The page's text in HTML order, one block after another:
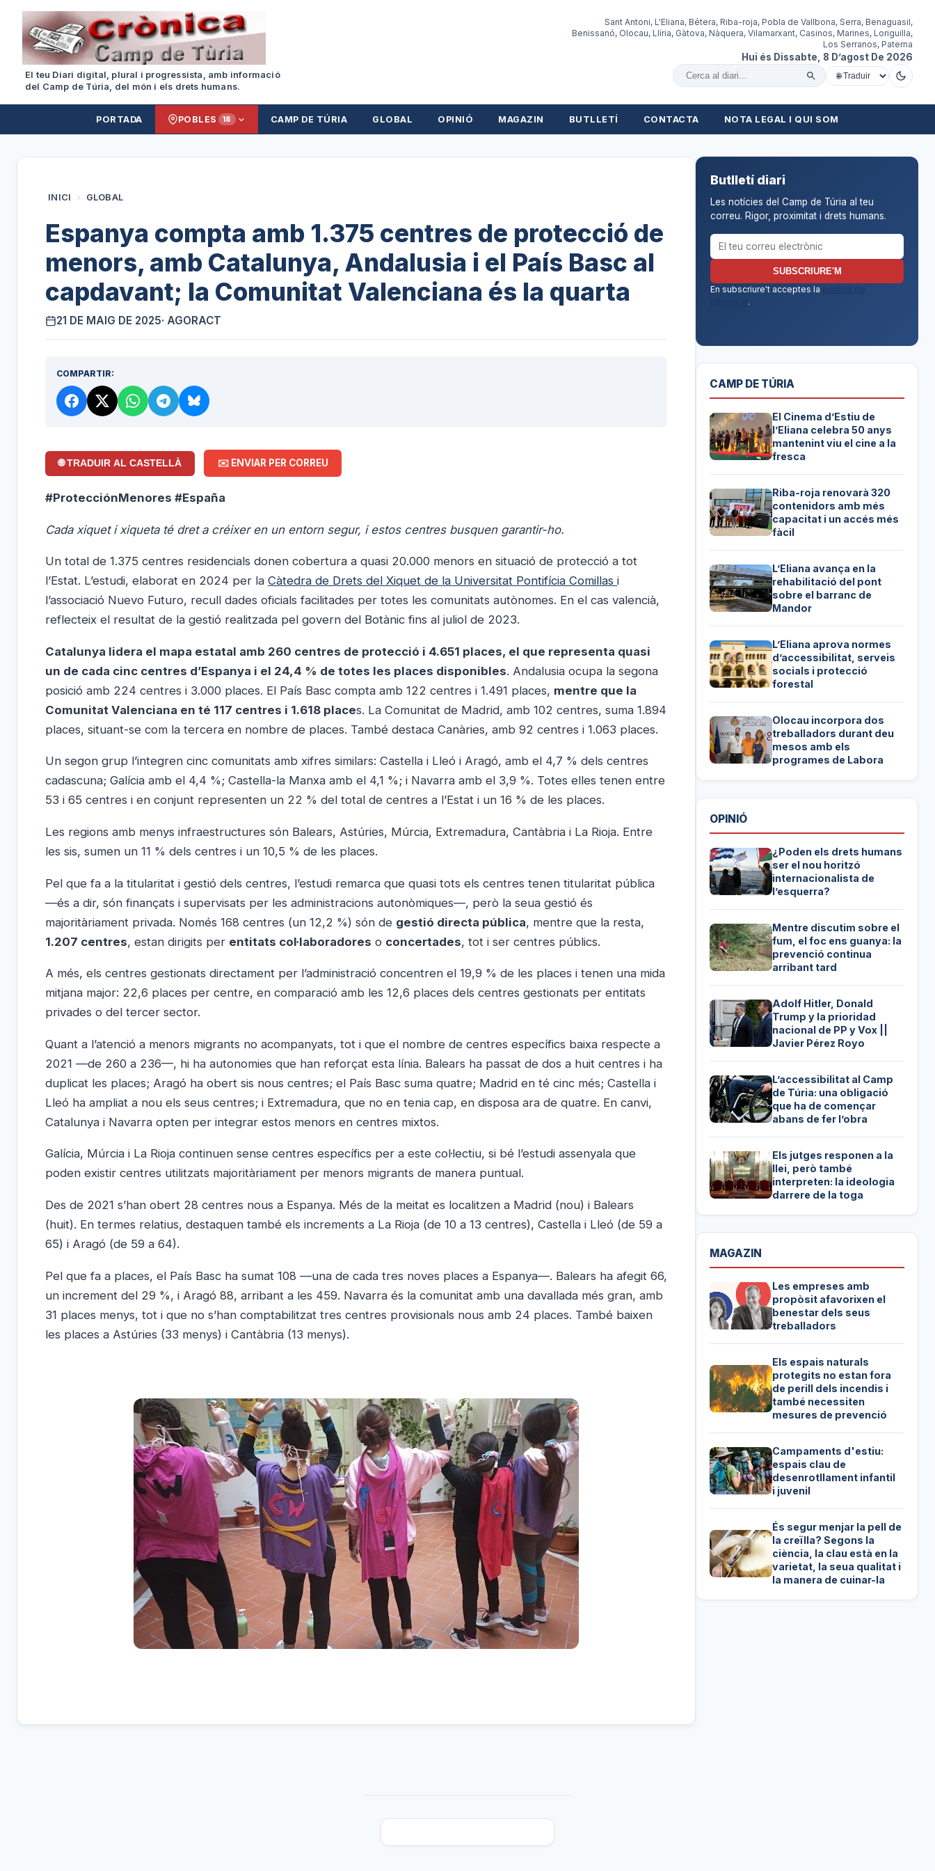
El teu Diari digital, plural i progressista, amb informació
del Camp de Túria, del món i els drets humans.
Sant Antoni, L'Eliana, Bétera, Riba-roja, Pobla de Vallbona, Serra, Benaguasil,
Benissanó, Olocau, Llíria, Gàtova, Nàquera, Vilamarxant, Casinos, Marines, Loriguilla,
Los Serranos, Paterna
Hui és Dissabte, 8 D’agost De 2026
Cercar al diari
PORTADA POBLES 18 CAMP DE TÚRIA GLOBAL OPINIÓ MAGAZIN BUTLLETÍ CONTACTA NOTA LEGAL I QUI SOM
INICI › GLOBAL
Espanya compta amb 1.375 centres de protecció de
menors, amb Catalunya, Andalusia i el País Basc al
capdavant; la Comunitat Valenciana és la quarta
21 DE MAIG DE 2025· AGORACT
COMPARTIR:
🌐 TRADUIR AL CASTELLÀ ✉️ ENVIAR PER CORREU
#ProtecciónMenores #España
Cada xiquet i xiqueta té dret a créixer en un entorn segur, i estos centres busquen garantir-ho.
Un total de 1.375 centres residencials donen cobertura a quasi 20.000 menors en situació de protecció a tot
l’Estat. L’estudi, elaborat en 2024 per la Càtedra de Drets del Xiquet de la Universitat Pontifícia Comillas i
l’associació Nuevo Futuro, recull dades oficials facilitades per totes les comunitats autònomes. En el cas valencià,
reflecteix el resultat de la gestió realitzada pel govern del Botànic fins al juliol de 2023.
Catalunya lidera el mapa estatal amb 260 centres de protecció i 4.651 places, el que representa quasi
un de cada cinc centres d’Espanya i el 24,4 % de totes les places disponibles. Andalusia ocupa la segona
posició amb 224 centres i 3.000 places. El País Basc compta amb 122 centres i 1.491 places, mentre que la
Comunitat Valenciana en té 117 centres i 1.618 places. La Comunitat de Madrid, amb 102 centres, suma 1.894
places, situant-se com la tercera en nombre de places. També destaca Canàries, amb 92 centres i 1.063 places.
Un segon grup l’integren cinc comunitats amb xifres similars: Castella i Lleó i Aragó, amb el 4,7 % dels centres
cadascuna; Galícia amb el 4,4 %; Castella-la Manxa amb el 4,1 %; i Navarra amb el 3,9 %. Totes elles tenen entre
53 i 65 centres i en conjunt representen un 22 % del total de centres a l’Estat i un 16 % de les places.
Les regions amb menys infraestructures són Balears, Astúries, Múrcia, Extremadura, Cantàbria i La Rioja. Entre
les sis, sumen un 11 % dels centres i un 10,5 % de les places.
Pel que fa a la titularitat i gestió dels centres, l’estudi remarca que quasi tots els centres tenen titularitat pública
—és a dir, són finançats i supervisats per les administracions autonòmiques—, però la seua gestió és
majoritàriament privada. Només 168 centres (un 12,2 %) són de gestió directa pública, mentre que la resta,
1.207 centres, estan dirigits per entitats col·laboradores o concertades, tot i ser centres públics.
A més, els centres gestionats directament per l’administració concentren el 19,9 % de les places i tenen una mida
mitjana major: 22,6 places per centre, en comparació amb les 12,6 places dels centres gestionats per entitats
privades o del tercer sector.
Quant a l’atenció a menors migrants no acompanyats, tot i que el nombre de centres específics baixa respecte a
2021 —de 260 a 236—, hi ha autonomies que han reforçat esta línia. Balears ha passat de dos a huit centres i ha
duplicat les places; Aragó ha obert sis nous centres; el País Basc suma quatre; Madrid en té cinc més; Castella i
Lleó ha ampliat a nou els seus centres; i Extremadura, que no en tenia cap, en disposa ara de quatre. En canvi,
Catalunya i Navarra opten per integrar estos menors en centres mixtos.
Galícia, Múrcia i La Rioja continuen sense centres específics per a este col·lectiu, si bé l’estudi assenyala que
poden existir centres utilitzats majoritàriament per menors migrants de manera puntual.
Des de 2021 s’han obert 28 centres nous a Espanya. Més de la meitat es localitzen a Madrid (nou) i Balears
(huit). En termes relatius, destaquen també els increments a La Rioja (de 10 a 13 centres), Castella i Lleó (de 59 a
65) i Aragó (de 59 a 64).
Pel que fa a places, el País Basc ha sumat 108 —una de cada tres noves places a Espanya—. Balears ha afegit 66,
un increment del 29 %, i Aragó 88, arribant a les 459. Navarra és la comunitat amb una davallada més gran, amb
31 places menys, tot i que no s’han comptabilitzat tres centres provisionals nous amb 24 places. També baixen
les places a Astúries (33 menys) i Cantàbria (13 menys).
Butlletí diari
Les notícies del Camp de Túria al teu
correu. Rigor, proximitat i drets humans.
Correu electrònic per al butlletí
SUBSCRIURE'M
En subscriure't acceptes la
política de
.
CAMP DE TÚRIA
El Cinema d’Estiu de
l’Eliana celebra 50 anys
mantenint viu el cine a la
fresca
Riba-roja renovarà 320
contenidors amb més
capacitat i un accés més
fàcil
L’Eliana avança en la
rehabilitació del pont
sobre el barranc de
Mandor
L’Eliana aprova normes
d’accessibilitat, serveis
socials i protecció
forestal
Olocau incorpora dos
treballadors durant deu
mesos amb els
programes de Labora
OPINIÓ
¿Poden els drets humans
ser el nou horitzó
internacionalista de
l’esquerra?
Mentre discutim sobre el
fum, el foc ens guanya: la
prevenció continua
arribant tard
Adolf Hitler, Donald
Trump y la prioridad
nacional de PP y Vox ||
Javier Pérez Royo
L’accessibilitat al Camp
de Túria: una obligació
que ha de començar
abans de fer l’obra
Els jutges responen a la
llei, però també
interpreten: la ideologia
darrere de la toga
MAGAZIN
Les empreses amb
propòsit afavorixen el
benestar dels seus
treballadors
Els espais naturals
protegits no estan fora
de perill dels incendis i
també necessiten
mesures de prevenció
Campaments d'estiu:
espais clau de
desenrotllament infantil
i juvenil
És segur menjar la pell de
la creïlla? Segons la
ciència, la clau està en la
varietat, la seua qualitat i
la manera de cuinar-la